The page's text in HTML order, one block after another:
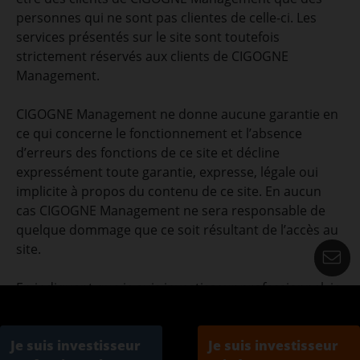
personnes qui ne sont pas clientes de celle-ci. Les
services présentés sur le site sont toutefois
strictement réservés aux clients de CIGOGNE
Management.
CIGOGNE Management ne donne aucune garantie en
ce qui concerne le fonctionnement et l’absence
d’erreurs des fonctions de ce site et décline
expressément toute garantie, expresse, légale oui
implicite à propos du contenu de ce site. En aucun
cas CIGOGNE Management ne sera responsable de
quelque dommage que ce soit résultant de l’accès au
site.
En indiquant que je suis investisseur professionnel, je
dessus et des informations légales de ce site.
Je suis investisseur
Je suis investisseur